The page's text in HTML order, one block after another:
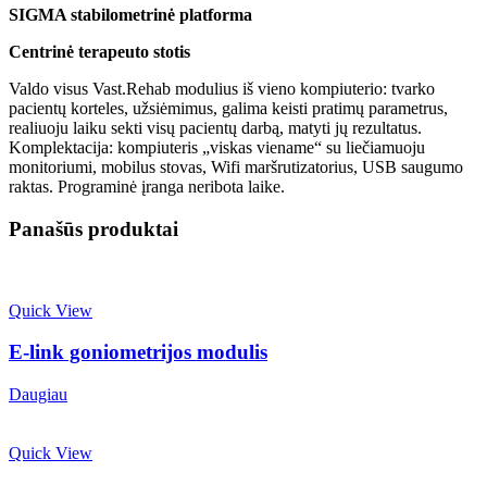
SIGMA stabilometrinė platforma
Centrinė terapeuto stotis
Valdo visus Vast.Rehab modulius iš vieno kompiuterio: tvarko
pacientų korteles, užsiėmimus, galima keisti pratimų parametrus,
realiuoju laiku sekti visų pacientų darbą, matyti jų rezultatus.
Komplektacija: kompiuteris „viskas viename“ su liečiamuoju
monitoriumi, mobilus stovas, Wifi maršrutizatorius, USB saugumo
raktas. Programinė įranga neribota laike.
Panašūs produktai
Quick View
E-link goniometrijos modulis
Daugiau
Quick View